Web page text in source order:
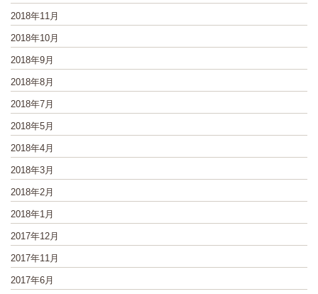
2018年11月
2018年10月
2018年9月
2018年8月
2018年7月
2018年5月
2018年4月
2018年3月
2018年2月
2018年1月
2017年12月
2017年11月
2017年6月